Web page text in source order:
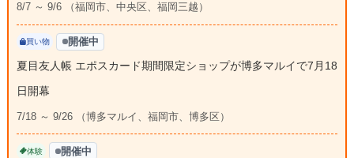
8/7 ～ 9/6 （福岡市、中央区、福岡三越）
買い物 開催中
夏目友人帳 エポスカード期間限定ショップが博多マルイで7月18
日開幕
7/18 ～ 9/26 （博多マルイ、福岡市、博多区）
体験 開催中